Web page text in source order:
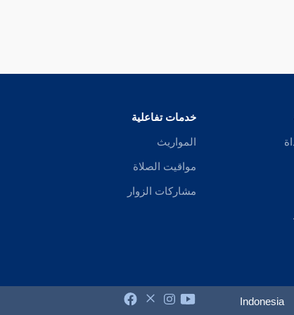
خدمات تفاعلية
المواريث
مواقيت الصلاة
مشاركات الزوار
Indonesia